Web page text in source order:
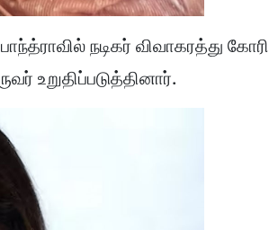
நடிகர் விவாகரத்து கோரி
உறுதிப்படுத்தினார்.